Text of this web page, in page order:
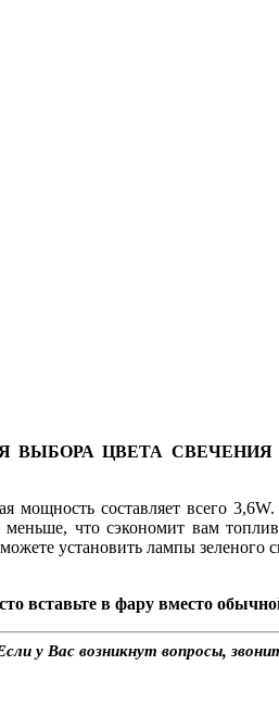
ВЫБОРА ЦВЕТА
мощность составляет всего
что сэкономит вам
установить лампы зеленого
вставьте в фару вместо
у Вас возникнут вопросы,